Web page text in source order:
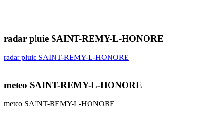
radar pluie SAINT-REMY-L-HONORE
radar pluie SAINT-REMY-L-HONORE
meteo SAINT-REMY-L-HONORE
meteo SAINT-REMY-L-HONORE